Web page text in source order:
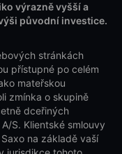
výrazně vyšší a
původní investice.
stránkách
přístupné po celém
mateřskou
zmínka o skupině
dceřiných
S. Klientské smlouvy
na základě vaší